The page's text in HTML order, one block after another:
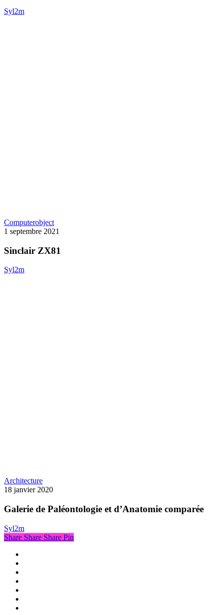
Syl2m
ComputerobjectSinclair
ZX81
1 septembre 2021
Sinclair ZX81
Syl2m
ArchitectureGalerie
de
et
18 janvier 2020
Galerie de Paléontologie et d’Anatomie comparée
Syl2m
Share Share Share Pin